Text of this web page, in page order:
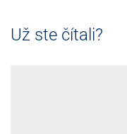
Už ste čítali?